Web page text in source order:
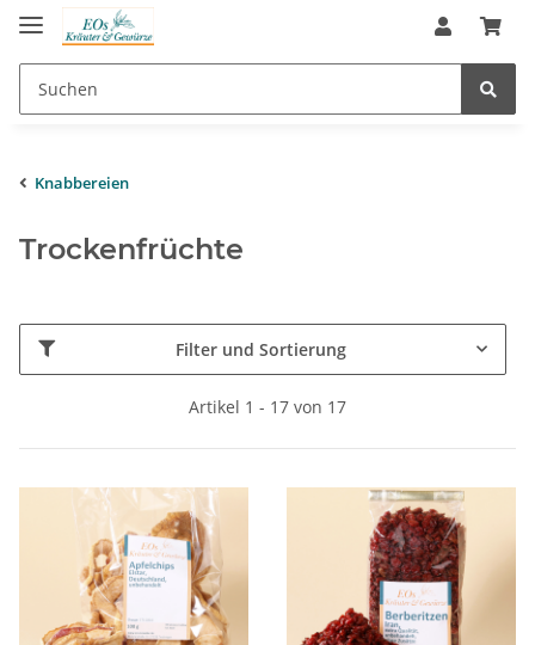
Knabbereien
Trockenfrüchte
Filter und Sortierung
Artikel 1 - 17 von 17